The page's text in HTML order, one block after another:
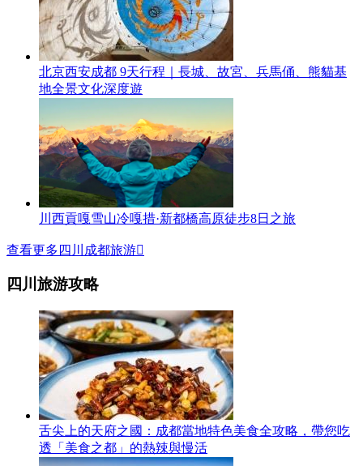
北京西安成都 9天行程｜長城、故宮、兵馬俑、熊貓基
地全景文化深度遊
川西貢嘎雪山冷嘎措·新都橋高原徒步8日之旅
查看更多四川成都旅游
四川旅游攻略
舌尖上的天府之國：成都當地特色美食全攻略，帶您吃
透「美食之都」的熱辣與慢活